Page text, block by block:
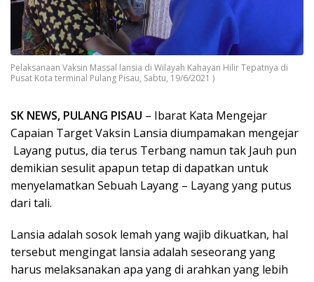
Pelaksanaan Vaksin Massal lansia di Wilayah Kahayan Hilir Tepatnya di
Pusat Kota terminal Pulang Pisau, Sabtu, 19/6/2021 )
SK NEWS, PULANG PISAU – Ibarat Kata Mengejar
Capaian Target Vaksin Lansia diumpamakan mengejar
Layang putus, dia terus Terbang namun tak Jauh pun
demikian sesulit apapun tetap di dapatkan untuk
menyelamatkan Sebuah Layang – Layang yang putus
dari tali.
Lansia adalah sosok lemah yang wajib dikuatkan, hal
tersebut mengingat lansia adalah seseorang yang
harus melaksanakan apa yang di arahkan yang lebih